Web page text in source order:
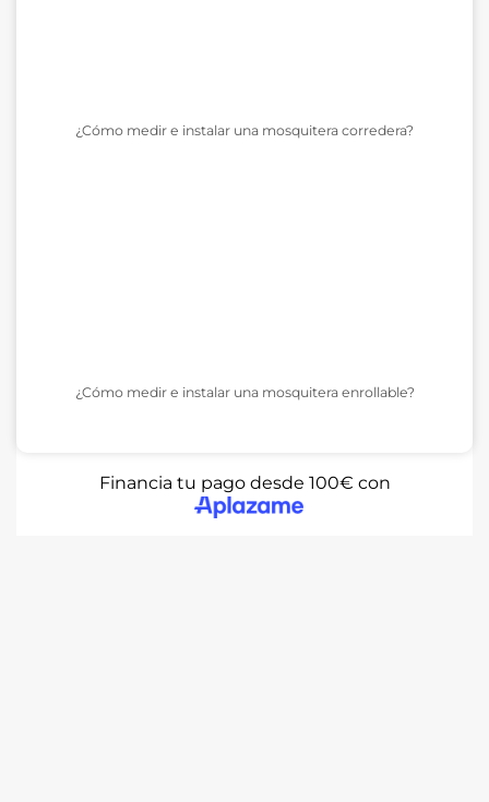
¿Cómo medir e instalar una mosquitera corredera?
¿Cómo medir e instalar una mosquitera enrollable?
Financia tu pago desde 100€ con